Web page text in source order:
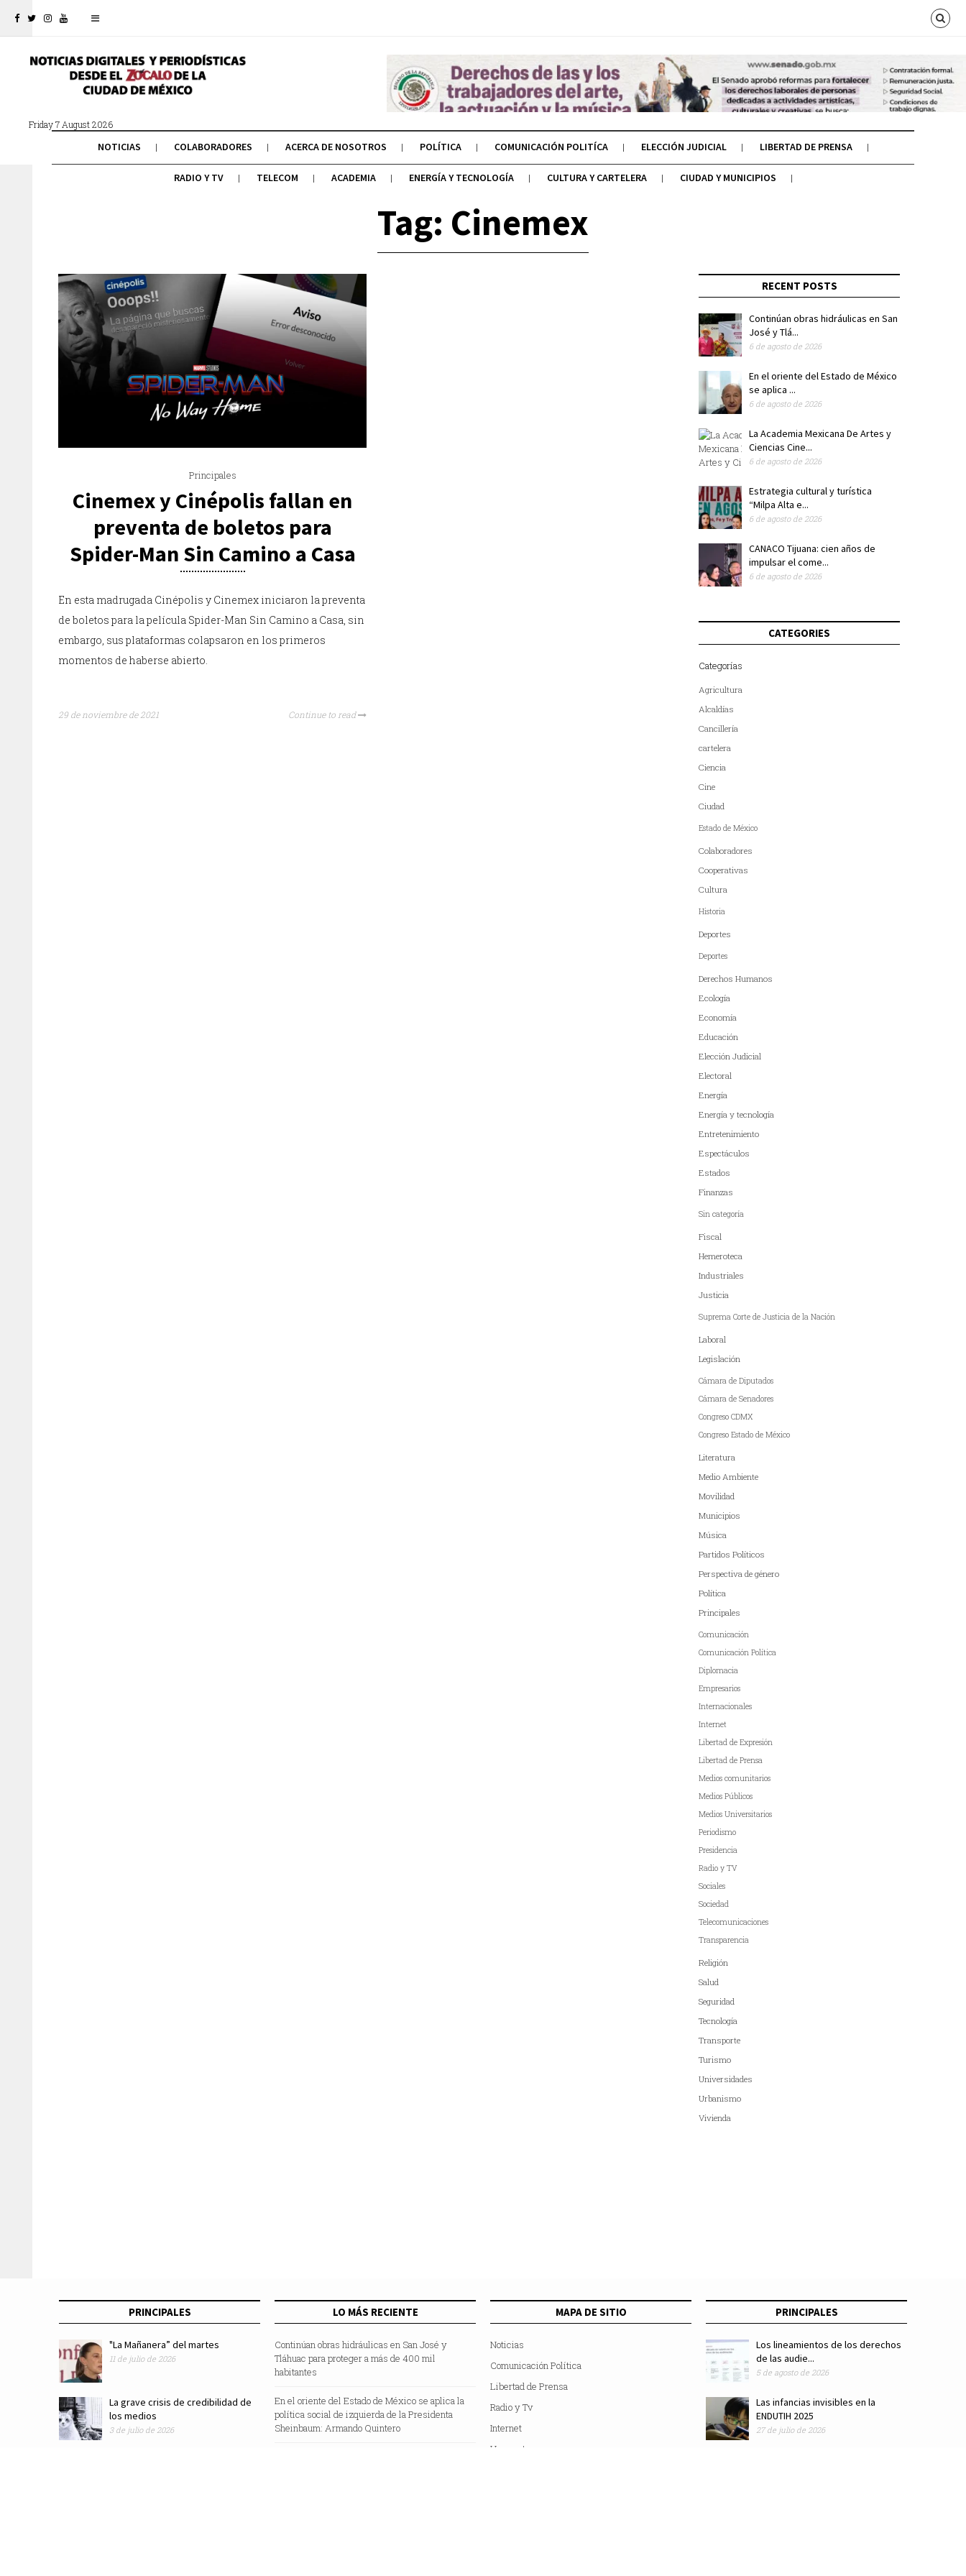
Friday 7 August 2026
NOTICIAS COLABORADORES ACERCA DE NOSOTROS POLÍTICA COMUNICACIÓN POLITÍCA ELECCIÓN JUDICIAL LIBERTAD DE PRENSA
RADIO Y TV TELECOM ACADEMIA ENERGÍA Y TECNOLOGÍA CULTURA Y CARTELERA CIUDAD Y MUNICIPIOS
Tag: Cinemex
Principales
Cinemex y Cinépolis fallan en
preventa de boletos para
Spider-Man Sin Camino a Casa
En esta madrugada Cinépolis y Cinemex iniciaron la preventa
de boletos para la película Spider-Man Sin Camino a Casa, sin
embargo, sus plataformas colapsaron en los primeros
momentos de haberse abierto.
29 de noviembre de 2021 Continue to read
RECENT POSTS
Continúan obras hidráulicas en San
José y Tlá...
6 de agosto de 2026
En el oriente del Estado de México
se aplica ...
6 de agosto de 2026
La Academia Mexicana De Artes y
Ciencias Cine...
6 de agosto de 2026
Estrategia cultural y turística
“Milpa Alta e...
6 de agosto de 2026
CANACO Tijuana: cien años de
impulsar el come...
6 de agosto de 2026
CATEGORIES
Categorías
Agricultura
Alcaldías
Cancillería
cartelera
Ciencia
Cine
Ciudad
Estado de México
Colaboradores
Cooperativas
Cultura
Historia
Deportes
Deportes
Derechos Humanos
Ecología
Economía
Educación
Elección Judicial
Electoral
Energía
Energía y tecnología
Entretenimiento
Espectáculos
Estados
Finanzas
Sin categoría
Fiscal
Hemeroteca
Industriales
Justicia
Suprema Corte de Justicia de la Nación
Laboral
Legislación
Cámara de Diputados
Cámara de Senadores
Congreso CDMX
Congreso Estado de México
Literatura
Medio Ambiente
Movilidad
Municipios
Música
Partidos Políticos
Perspectiva de género
Política
Principales
Comunicación
Comunicación Política
Diplomacia
Empresarios
Internacionales
Internet
Libertad de Expresión
Libertad de Prensa
Medios comunitarios
Medios Públicos
Medios Universitarios
Periodismo
Presidencia
Radio y TV
Sociales
Sociedad
Telecomunicaciones
Transparencia
Religión
Salud
Seguridad
Tecnología
Transporte
Turismo
Universidades
Urbanismo
Vivienda
PRINCIPALES
"La Mañanera” del martes
11 de julio de 2026
La grave crisis de credibilidad de
los medios
3 de julio de 2026
LO MÁS RECIENTE
Continúan obras hidráulicas en San José y
Tláhuac para proteger a más de 400 mil
habitantes
En el oriente del Estado de México se aplica la
política social de izquierda de la Presidenta
Sheinbaum: Armando Quintero
MAPA DE SITIO
Noticias
Comunicación Política
Libertad de Prensa
Radio y Tv
Internet
Hemeroteca
PRINCIPALES
Los lineamientos de los derechos
de las audie...
5 de agosto de 2026
Las infancias invisibles en la
ENDUTIH 2025
27 de julio de 2026